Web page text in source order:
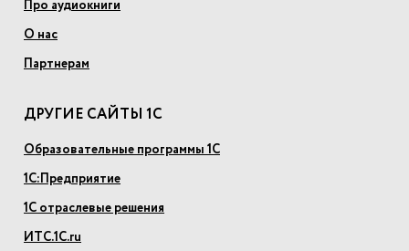
Про аудиокниги
О нас
Партнерам
ДРУГИЕ САЙТЫ 1С
Образовательные программы 1С
1С:Предприятие
1С отраслевые решения
ИТС.1С.ru